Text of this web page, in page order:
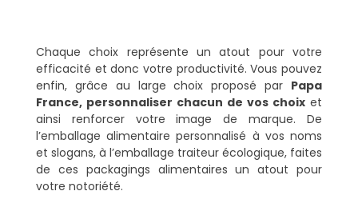
Chaque choix représente un atout pour votre
efficacité et donc votre productivité. Vous pouvez
enfin, grâce au large choix proposé par Papa
France, personnaliser chacun de vos choix et
ainsi renforcer votre image de marque. De
l’emballage alimentaire personnalisé à vos noms
et slogans, à l’emballage traiteur écologique, faites
de ces packagings alimentaires un atout pour
votre notoriété.